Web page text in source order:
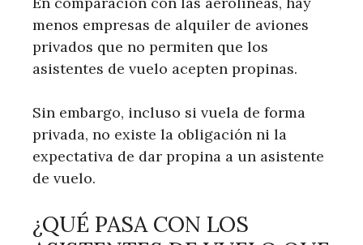
menos empresas de alquiler de aviones
privados que no permiten que los
asistentes de vuelo acepten propinas.
Sin embargo, incluso si vuela de forma
privada, no existe la obligación ni la
expectativa de dar propina a un asistente
de vuelo.
¿QUÉ PASA CON LOS